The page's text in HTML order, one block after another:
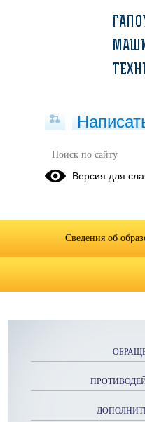
Нормоконтроль
Версия для
Сведения об